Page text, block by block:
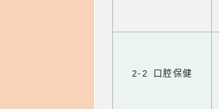
2-2 口腔保健